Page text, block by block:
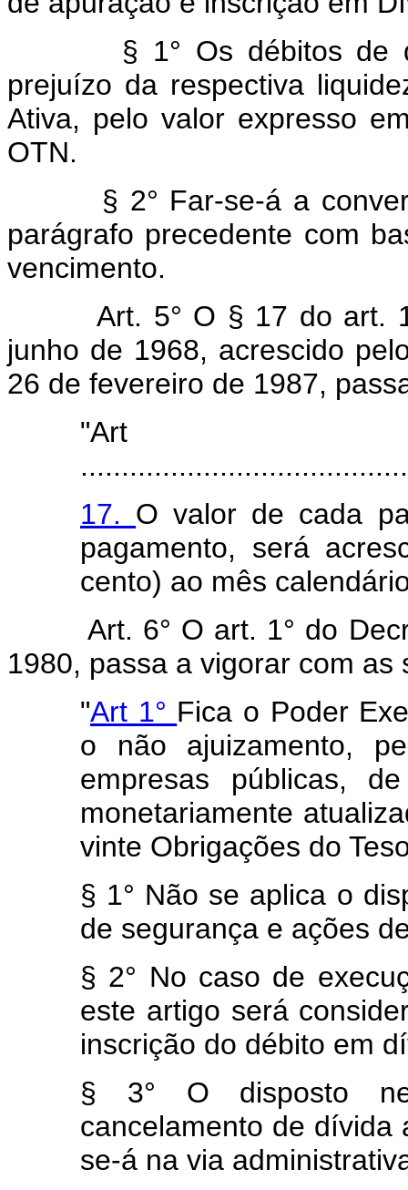
§ 1° Os débitos de
prejuízo da respectiva
Ativa, pelo valor expresso
OTN.
§ 2° Far-se-á a
parágrafo precedente com
vencimento.
Art. 5° O § 17 do art.
junho de 1968, acrescido
26 de fevereiro de 1987,
17. O valor de cada
pagamento, será
cento) ao mês
Art. 6° O art. 1° do
1980, passa a vigorar com as
"Art 1° Fica o Poder
o não ajuizamento,
empresas públicas,
monetariamente
vinte Obrigações do
§ 1° Não se aplica o
de segurança e ações
§ 2° No caso de
este artigo será
inscrição do débito em
§ 3° O disposto
cancelamento de dívida
se-á na via